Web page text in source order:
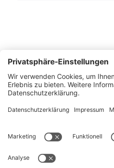
Montags bis Freitags von 08:30 - 17:00 Uhr
+41 44 240 / 11 55
+41 44 240 / 11 57
info@office-trade.ch